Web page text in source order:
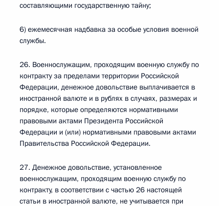
составляющими государственную тайну;
6) ежемесячная надбавка за особые условия военной
службы.
26. Военнослужащим, проходящим военную службу по
контракту за пределами территории Российской
Федерации, денежное довольствие выплачивается в
иностранной валюте и в рублях в случаях, размерах и
порядке, которые определяются нормативными
правовыми актами Президента Российской
Федерации и (или) нормативными правовыми актами
Правительства Российской Федерации.
27. Денежное довольствие, установленное
военнослужащим, проходящим военную службу по
контракту, в соответствии с частью 26 настоящей
статьи в иностранной валюте, не учитывается при